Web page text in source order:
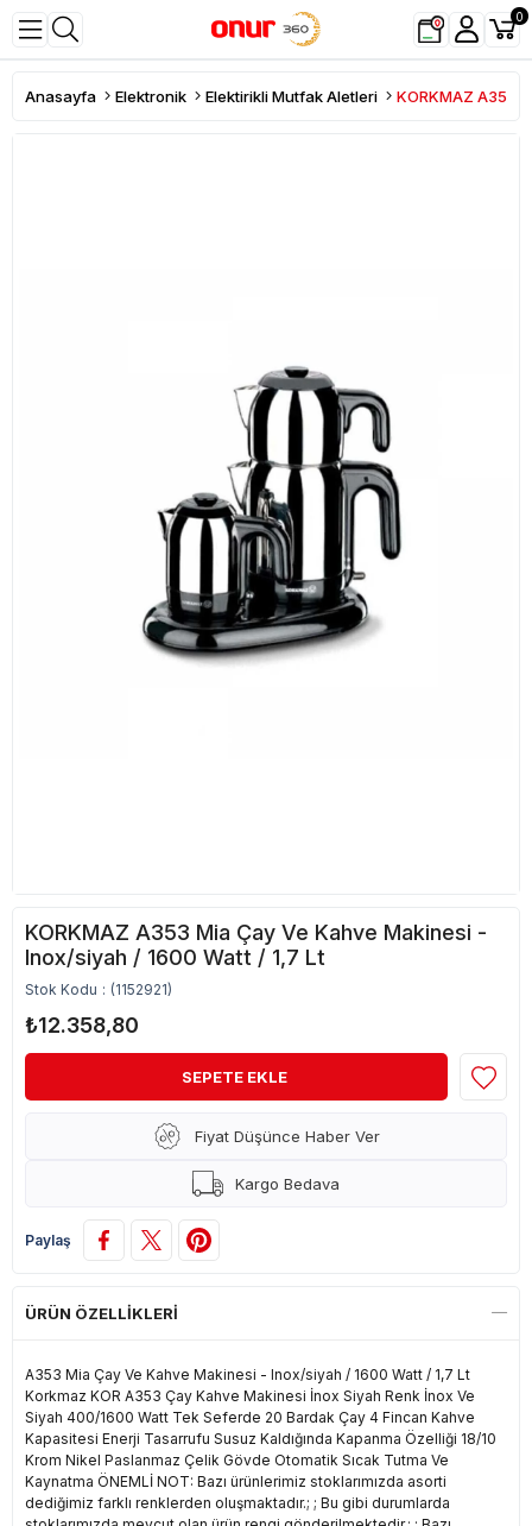
0
Anasayfa Elektronik Elektirikli Mutfak Aletleri
KORKMAZ A353 Mia Çay Ve Kahve Makinesi -
Inox/siyah / 1600 Watt / 1,7 Lt
Stok Kodu (1152921)
₺12.358,80
Fiyat Düşünce Haber Ver
Kargo Bedava
Paylaş
ÜRÜN ÖZELLIKLERI
A353 Mia Çay Ve Kahve Makinesi - Inox/siyah / 1600 Watt / 1,7 Lt
Korkmaz KOR A353 Çay Kahve Makinesi İnox Siyah Renk İnox Ve
Siyah 400/1600 Watt Tek Seferde 20 Bardak Çay 4 Fincan Kahve
Kapasitesi Enerji Tasarrufu Susuz Kaldığında Kapanma Özelliği 18/10
Krom Nikel Paslanmaz Çelik Gövde Otomatik Sıcak Tutma Ve
Kaynatma ÖNEMLİ NOT: Bazı ürünlerimiz stoklarımızda asorti
dediğimiz farklı renklerden oluşmaktadır.; ; Bu gibi durumlarda